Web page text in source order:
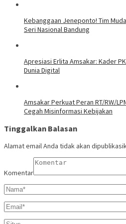
Kebanggaan Jeneponto! Tim
Seri Nasional Bandung
Apresiasi Erlita Amsakar: Kader
Dunia Digital
Amsakar Perkuat Peran RT/RW/
Cegah Misinformasi Kebijakan
Tinggalkan Balasan
Alamat email Anda tidak akan
Komentar